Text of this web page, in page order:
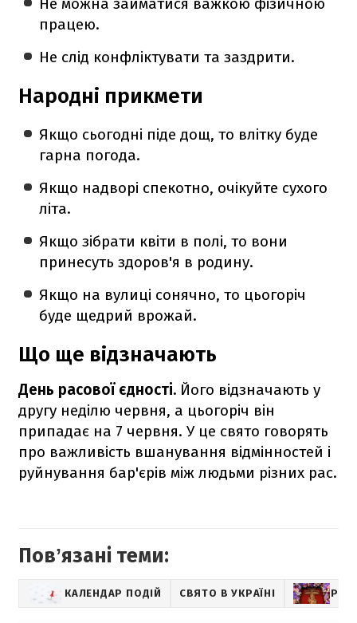
працею.
Не слід конфліктувати та заздрити.
Народні прикмети
Якщо сьогодні піде дощ, то влітку буде
гарна погода.
Якщо надворі спекотно, очікуйте сухого
літа.
Якщо зібрати квіти в полі, то вони
принесуть здоров'я в родину.
Якщо на вулиці сонячно, то цьогоріч
буде щедрий врожай.
Що ще відзначають
День расової єдності. Його відзначають у
другу неділю червня, а цьогоріч він
припадає на 7 червня. У це свято говорять
про важливість вшанування відмінностей і
руйнування бар'єрів між людьми різних рас.
Повʼязані теми:
КАЛЕНДАР ПОДІЙ СВЯТО В УКРАЇНІ